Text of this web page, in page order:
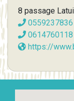
8 passage
0559237836
0614760118
https://